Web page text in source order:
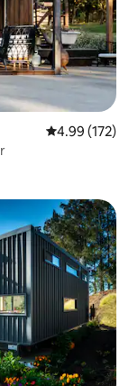
Calificación
4.99 (172)